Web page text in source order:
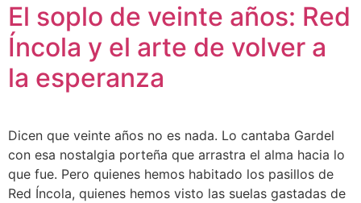
El soplo de veinte años: Red
Íncola y el arte de volver a
la esperanza
Dicen que veinte años no es nada. Lo cantaba Gardel
con esa nostalgia porteña que arrastra el alma hacia lo
que fue. Pero quienes hemos habitado los pasillos de
Red Íncola, quienes hemos visto las suelas gastadas de